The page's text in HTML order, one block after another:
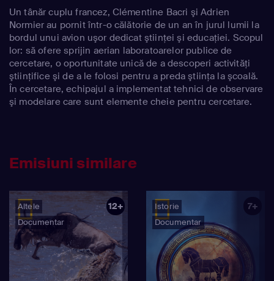
Un tânăr cuplu francez, Clémentine Bacri şi Adrien
Normier au pornit într-o călătorie de un an în jurul lumii la
bordul unui avion uşor dedicat ştiinţei şi educaţiei. Scopul
lor: să ofere sprijin aerian laboratoarelor publice de
cercetare, o oportunitate unică de a descoperi activităţi
ştiinţifice şi de a le folosi pentru a preda ştiinţa la şcoală.
În cercetare, echipajul a implementat tehnici de observare
şi modelare care sunt elemente cheie pentru cercetare.
Emisiuni similare
Altele
Documentar
12+
Istorie
Documentar
7+